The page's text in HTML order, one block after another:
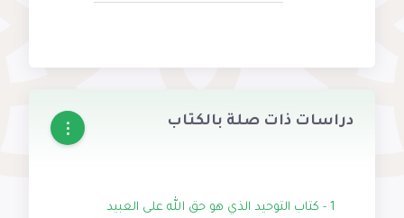
دراسات ذات صلة بالكتاب
1 - كتاب التوحيد الذي هو حق الله على العبيد